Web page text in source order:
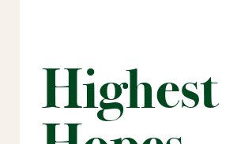
Highest